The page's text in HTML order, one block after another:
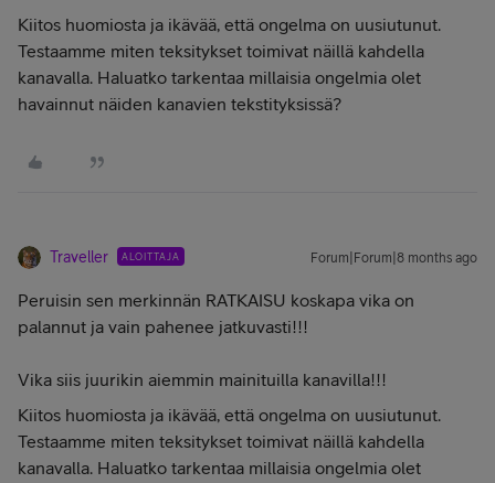
Kiitos huomiosta ja ikävää, että ongelma on uusiutunut.
Testaamme miten teksitykset toimivat näillä kahdella
kanavalla. Haluatko tarkentaa millaisia ongelmia olet
havainnut näiden kanavien tekstityksissä?
Traveller ALOITTAJA Forum|Forum|8 months ago
Peruisin sen merkinnän RATKAISU koskapa vika on
palannut ja vain pahenee jatkuvasti!!!
Vika siis juurikin aiemmin mainituilla kanavilla!!!
Kiitos huomiosta ja ikävää, että ongelma on uusiutunut.
Testaamme miten teksitykset toimivat näillä kahdella
kanavalla. Haluatko tarkentaa millaisia ongelmia olet